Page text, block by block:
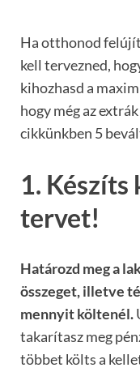
Ha otthonod
kell tervezned,
kihozhasd a
hogy még az
cikkünkben 5
1. Készíts
tervet!
Határozd meg a
összeget, illetve
mennyit költenél.
takarítasz meg
többet költs a